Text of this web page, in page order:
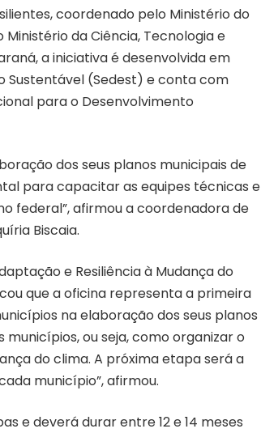
coordenado pelo Ministério do
da Ciência, Tecnologia e
a iniciativa é desenvolvida em
Sustentável (Sedest) e conta com
para o Desenvolvimento
dos seus planos municipais de
para capacitar as equipes técnicas e
federal”, afirmou a coordenadora de
Biscaia.
e Resiliência à Mudança do
que a oficina representa a primeira
na elaboração dos seus planos
ou seja, como organizar o
do clima. A próxima etapa será a
município”, afirmou.
e deverá durar entre 12 e 14 meses